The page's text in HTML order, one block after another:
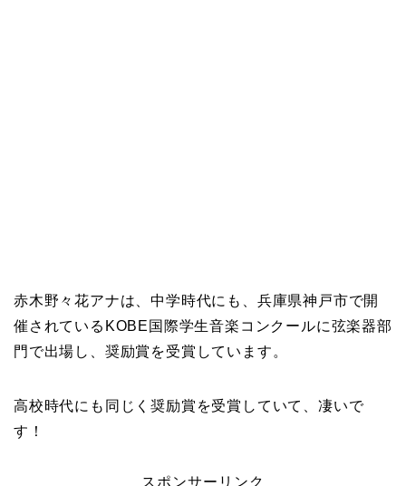
赤木野々花アナは、中学時代にも、兵庫県神戸市で開
催されているKOBE国際学生音楽コンクールに弦楽器部
門で出場し、奨励賞を受賞しています。
高校時代にも同じく奨励賞を受賞していて、凄いで
す！
スポンサーリンク